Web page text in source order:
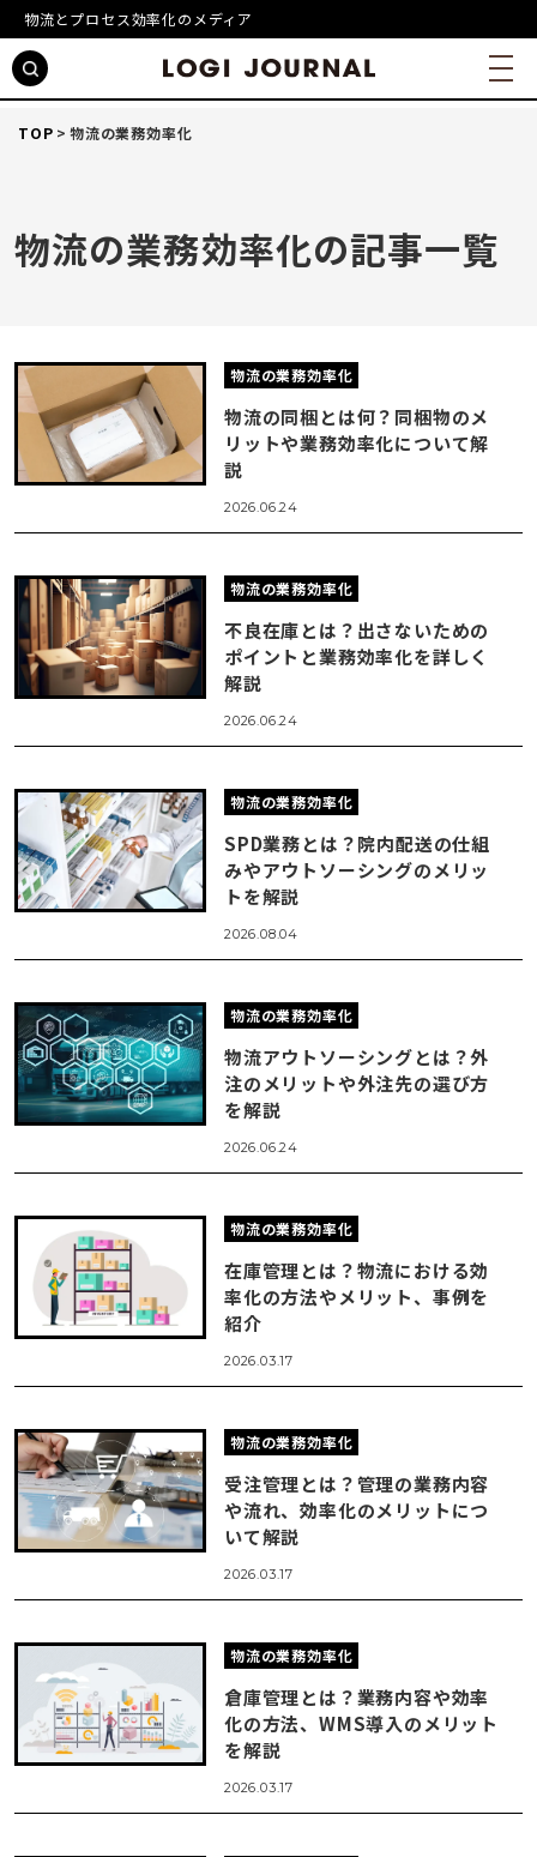
物流とプロセス効率化のメディア
TOP 物流の業務効率化
物流の業務効率化の記事一覧
物流の業務効率化
物流の同梱とは何？同梱物のメ
リットや業務効率化について解
説
2026.06.24
物流の業務効率化
不良在庫とは？出さないための
ポイントと業務効率化を詳しく
解説
2026.06.24
物流の業務効率化
SPD業務とは？院内配送の仕組
みやアウトソーシングのメリッ
トを解説
2026.08.04
物流の業務効率化
物流アウトソーシングとは？外
注のメリットや外注先の選び方
を解説
2026.06.24
物流の業務効率化
在庫管理とは？物流における効
率化の方法やメリット、事例を
紹介
2026.03.17
物流の業務効率化
受注管理とは？管理の業務内容
や流れ、効率化のメリットにつ
いて解説
2026.03.17
物流の業務効率化
倉庫管理とは？業務内容や効率
化の方法、WMS導入のメリット
を解説
2026.03.17